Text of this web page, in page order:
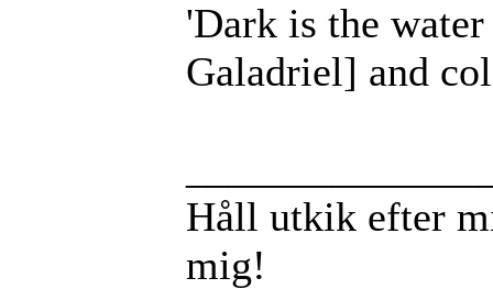
'Dark is the
Galadriel] and
Håll utkik efter
mig!